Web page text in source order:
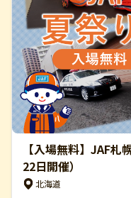
【入場無料】JAF札
22日開催）
北海道